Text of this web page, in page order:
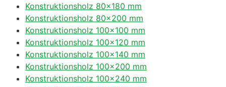
Konstruktionsholz 80×180 mm
Konstruktionsholz 80×200 mm
Konstruktionsholz 100×100 mm
Konstruktionsholz 100×120 mm
Konstruktionsholz 100×140 mm
Konstruktionsholz 100×200 mm
Konstruktionsholz 100×240 mm